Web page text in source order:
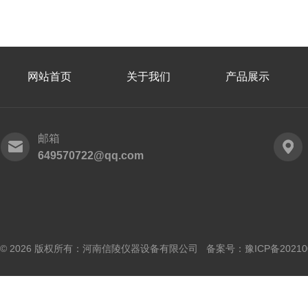
网站首页 关于我们 产品展示
邮箱
649570722@qq.com
© 2026 版权所有：河南信陵仪器设备有限公司 备案号： 豫ICP备